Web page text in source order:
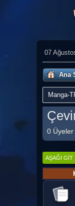
07
Ana
Manga-
0 Üyeler
AŞAĞI GIT